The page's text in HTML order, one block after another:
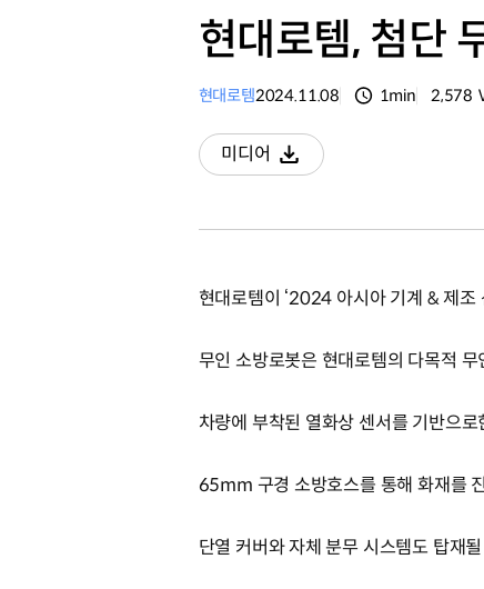
현대로템, 첨단
현대로템2024.11.08 1min 2,578
미디어
다운로드
현대로템이 ‘2024 아시아 기계 & 제
무인 소방로봇은 현대로템의 다목적
차량에 부착된 열화상 센서를 기반으
65mm 구경 소방호스를 통해 화재를
단열 커버와 자체 분무 시스템도 탑재